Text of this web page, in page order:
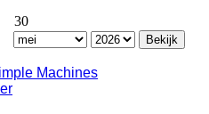
30
Machines